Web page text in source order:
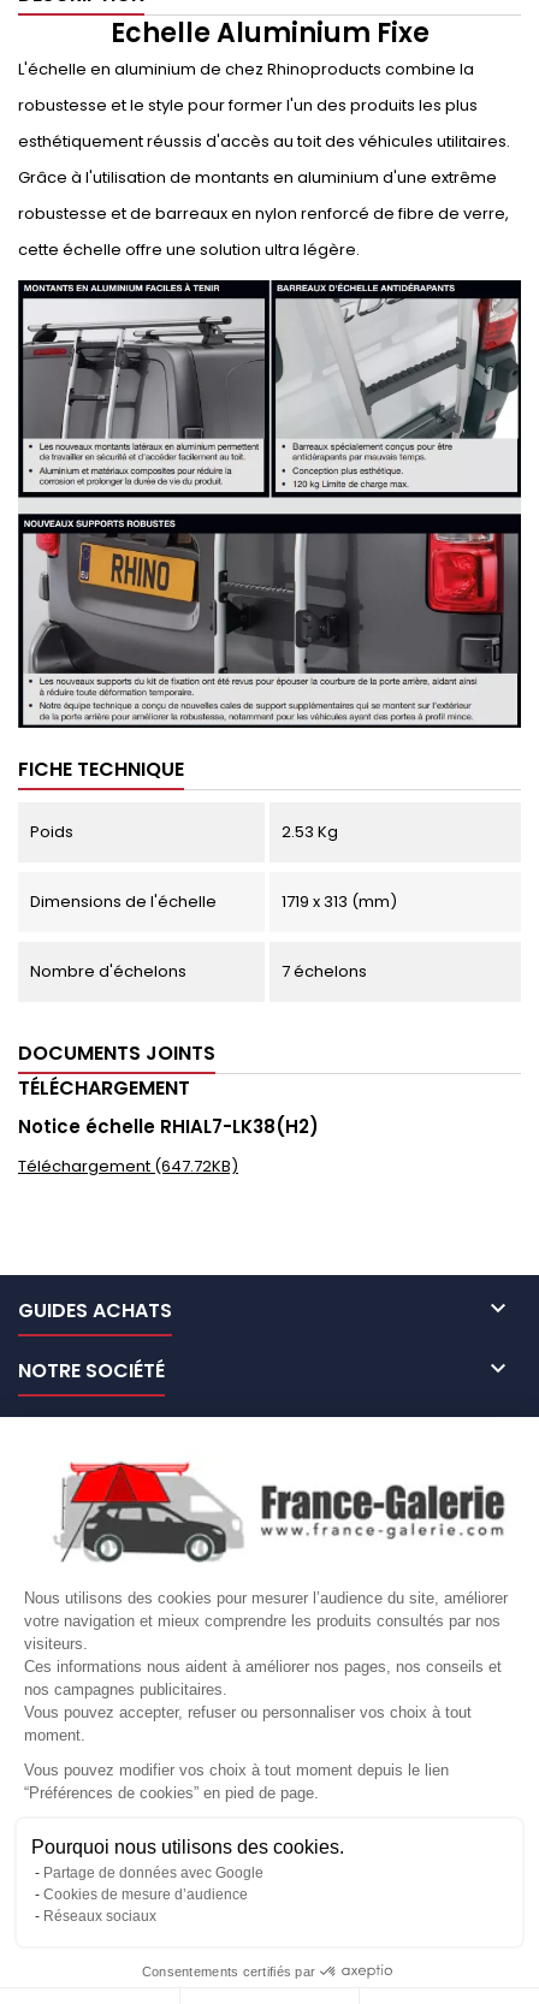
Nous utilisons des cookies pour mesurer l’audience du site, améliorer
votre navigation et mieux comprendre les produits consultés par nos
visiteurs.
Ces informations nous aident à améliorer nos pages, nos conseils et
nos campagnes publicitaires.
Vous pouvez accepter, refuser ou personnaliser vos choix à tout
moment.
Vous pouvez modifier vos choix à tout moment depuis le lien
“Préférences de cookies” en pied de page.
Pourquoi nous utilisons des cookies.
Partage de données avec Google
Cookies de mesure d’audience
Réseaux sociaux
Consentements certifiés par
Gérer mes cookies
Echelle Aluminium Fixe
L'échelle en aluminium de chez Rhinoproducts combine la
robustesse et le style pour former l'un des produits les plus
esthétiquement réussis d'accès au toit des véhicules utilitaires.
Grâce à l'utilisation de montants en aluminium d'une extrême
robustesse et de barreaux en nylon renforcé de fibre de verre,
cette échelle offre une solution ultra légère.
FICHE TECHNIQUE
Poids 2.53 Kg
Dimensions de l'échelle 1719 x 313 (mm)
Nombre d'échelons 7 échelons
DOCUMENTS JOINTS
TÉLÉCHARGEMENT
Notice échelle RHIAL7-LK38(H2)
Téléchargement (647.72KB)
GUIDES ACHATS 
NOTRE SOCIÉTÉ 
VOTRE COMPTE 
Site protégé par reCAPTCHA.
LETTRE D'INFORMATIONS
© Copyright 2026 France Galerie. Tous droits reservés.